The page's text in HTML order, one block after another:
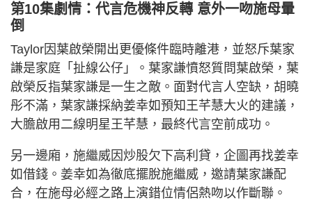
第10集劇情：代言危機神反轉 意外一吻施母暈
倒
Taylor因葉啟榮開出更優條件臨時離港，並怒斥葉家
謙是家庭「扯線公仔」。葉家謙憤怒質問葉啟榮，葉
啟榮反指葉家謙是一生之敵。面對代言人空缺，胡曉
彤不滿，葉家謙採納姜幸如預知王芊慧大火的建議，
大膽啟用二線明星王芊慧，最終代言空前成功。
另一邊廂，施繼威因炒股欠下高利貸，企圖再找姜幸
如借錢。姜幸如為徹底擺脫施繼威，邀請葉家謙配
合，在施母必經之路上演錯位情侶熱吻以作斷聯。